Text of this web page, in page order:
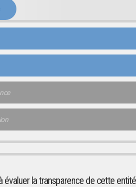
évaluer la transparence de cette entité